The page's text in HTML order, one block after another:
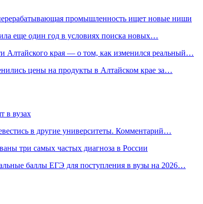
промышленность ищет новые ниши
еще один год в условиях поиска новых…
края — о том, как изменился реальный…
цены на продукты в Алтайском крае за…
в вузах
в другие университеты. Комментарий…
три самых частых диагноза в России
баллы ЕГЭ для поступления в вузы на 2026…